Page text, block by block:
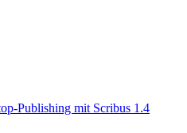
Publishing mit Scribus 1.4